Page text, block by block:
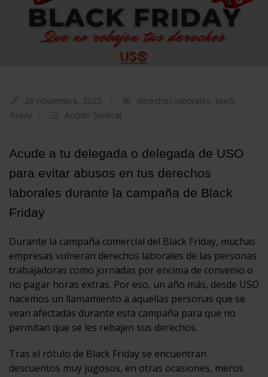
26 noviembre, 2025 derechos laborales, black
friday
Acción Sindical
Acude a tu delegada o delegada de USO
para evitar abusos en tus derechos
laborales durante la campaña de Black
Friday
Durante la campaña comercial del Black Friday, muchas
empresas vulneran derechos laborales de las personas
trabajadoras como jornadas por encima de convenio o
no pagar horas extras. Por eso, un año más, desde USO
hacemos un llamamiento a aquellas personas que se
vean afectadas durante esta campaña para que no
permitan que se les rebajen sus derechos.
Tras el rótulo de Black Friday se encuentran
descuentos muy jugosos, en otras ocasiones, meros